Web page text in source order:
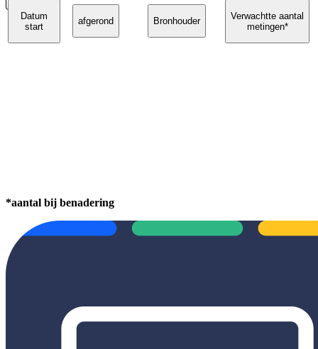
Datum
start
afgerond Bronhouder
Verwachtte aantal
metingen*
*aantal bij benadering